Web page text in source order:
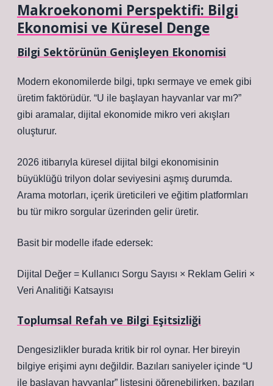
Makroekonomi Perspektifi: Bilgi
Ekonomisi ve Küresel Denge
Bilgi Sektörünün Genişleyen Ekonomisi
Modern ekonomilerde bilgi, tıpkı sermaye ve emek gibi
üretim faktörüdür. “U ile başlayan hayvanlar var mı?”
gibi aramalar, dijital ekonomide mikro veri akışları
oluşturur.
2026 itibarıyla küresel dijital bilgi ekonomisinin
büyüklüğü trilyon dolar seviyesini aşmış durumda.
Arama motorları, içerik üreticileri ve eğitim platformları
bu tür mikro sorgular üzerinden gelir üretir.
Basit bir modelle ifade edersek:
Dijital Değer = Kullanıcı Sorgu Sayısı × Reklam Geliri ×
Veri Analitiği Katsayısı
Toplumsal Refah ve Bilgi Eşitsizliği
Dengesizlikler burada kritik bir rol oynar. Her bireyin
bilgiye erişimi aynı değildir. Bazıları saniyeler içinde “U
ile başlayan hayvanlar” listesini öğrenebilirken, bazıları